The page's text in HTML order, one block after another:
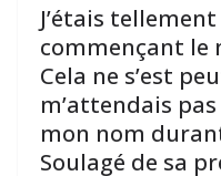
J’étais
commençant le
Cela ne s’est
m’attendais
mon nom
Soulagé de sa